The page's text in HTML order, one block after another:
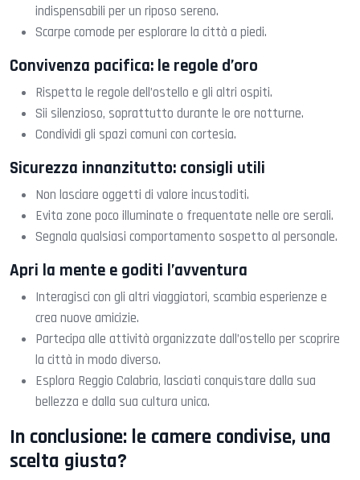
indispensabili per un riposo sereno.
Scarpe comode per esplorare la città a piedi.
Convivenza pacifica: le regole d’oro
Rispetta le regole dell’ostello e gli altri ospiti.
Sii silenzioso, soprattutto durante le ore notturne.
Condividi gli spazi comuni con cortesia.
Sicurezza innanzitutto: consigli utili
Non lasciare oggetti di valore incustoditi.
Evita zone poco illuminate o frequentate nelle ore serali.
Segnala qualsiasi comportamento sospetto al personale.
Apri la mente e goditi l’avventura
Interagisci con gli altri viaggiatori, scambia esperienze e
crea nuove amicizie.
Partecipa alle attività organizzate dall’ostello per scoprire
la città in modo diverso.
Esplora Reggio Calabria, lasciati conquistare dalla sua
bellezza e dalla sua cultura unica.
In conclusione: le camere condivise, una
scelta giusta?